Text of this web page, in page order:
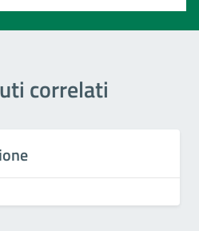
correlati